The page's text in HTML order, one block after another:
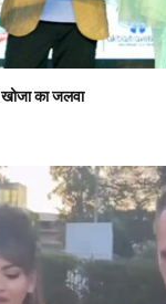
खोजा का जलवा